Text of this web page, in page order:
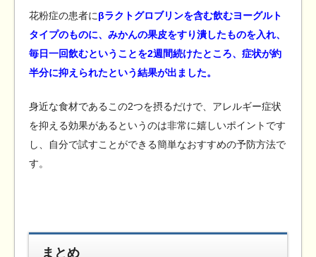
花粉症の患者にβラクトグロブリンを含む飲むヨーグルト
タイプのものに、みかんの果皮をすり潰したものを入れ、
毎日一回飲むということを2週間続けたところ、症状が約
半分に抑えられたという結果が出ました。
身近な食材であるこの2つを摂るだけで、アレルギー症状
を抑える効果があるというのは非常に嬉しいポイントです
し、自分で試すことができる簡単なおすすめの予防方法で
す。
まとめ